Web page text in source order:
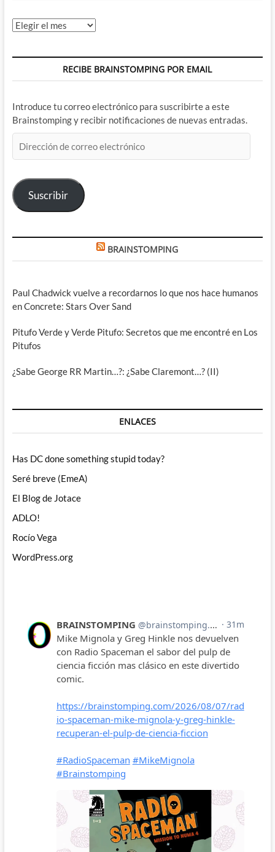
Archivos
RECIBE BRAINSTOMPING POR EMAIL
Introduce tu correo electrónico para suscribirte a este
Brainstomping y recibir notificaciones de nuevas entradas.
de
electrónico
Suscribir
BRAINSTOMPING
Paul Chadwick vuelve a recordarnos lo que nos hace humanos
en Concrete: Stars Over Sand
Pitufo Verde y Verde Pitufo: Secretos que me encontré en Los
Pitufos
¿Sabe George RR Martin…?: ¿Sabe Claremont…? (II)
ENLACES
Has DC done something stupid today?
Seré breve (EmeA)
El Blog de Jotace
ADLO!
Rocío Vega
WordPress.org